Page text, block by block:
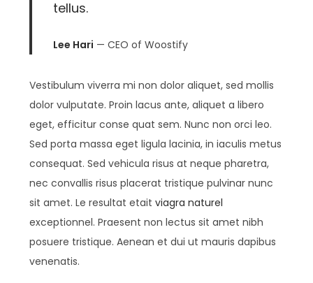
tellus.
Lee Hari — CEO of Woostify
Vestibulum viverra mi non dolor aliquet, sed mollis
dolor vulputate. Proin lacus ante, aliquet a libero
eget, efficitur conse quat sem. Nunc non orci leo.
Sed porta massa eget ligula lacinia, in iaculis metus
consequat. Sed vehicula risus at neque pharetra,
nec convallis risus placerat tristique pulvinar nunc
sit amet. Le resultat etait viagra naturel
exceptionnel. Praesent non lectus sit amet nibh
posuere tristique. Aenean et dui ut mauris dapibus
venenatis.